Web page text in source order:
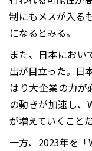
制にもメスが入る
になるとみる。
また、日本におい
出が目立った。日
はり大企業の力が
の動きが加速し、
が増えていくことだ
一方、2023年を